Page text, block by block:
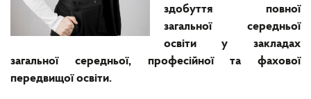
здобуття повної
загальної середньої
освіти у закладах
загальної середньої, професійної та фахової
передвищої освіти.